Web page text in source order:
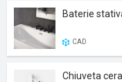
Baterie
CAD
Chiuveta